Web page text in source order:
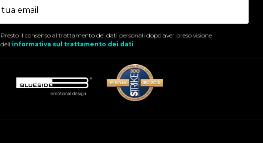
Presto il consenso al trattamento dei dati personali dopo aver preso visione
dell'informativa sul trattamento dei dati